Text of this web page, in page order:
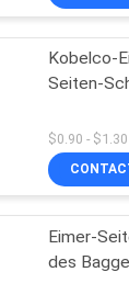
Kobelco-
Seiten-
Eimer-
des